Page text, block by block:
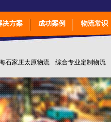
决方案 成功案例 物流常识
石家庄太原物流 综合专业定制物流
合专业定制物流